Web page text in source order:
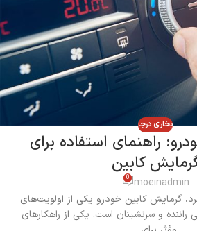
بخاری درجا
راهنمای استفاده برای
کابین
moeinadmin
0
گرمایش کابین خودرو یکی از اولویت‌های
راننده و سرنشینان است. یکی از راهکارهای